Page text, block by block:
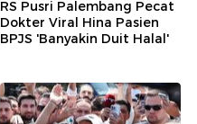
RS Pusri Palembang Pecat
Dokter Viral Hina Pasien
BPJS 'Banyakin Duit Halal'